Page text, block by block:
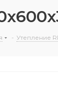
- Утепление